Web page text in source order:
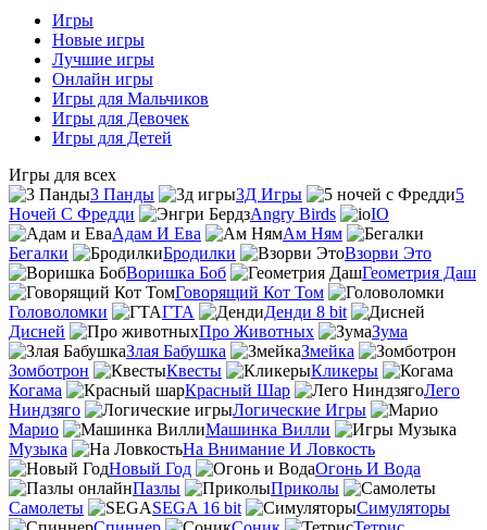
Игры
Новые игры
Лучшие игры
Онлайн игры
Игры для Мальчиков
Игры для Девочек
Игры для Детей
Игры для всех
3 Панды
3Д Игры
5
Ночей С Фредди
Angry Birds
IO
Адам И Ева
Ам Ням
Бегалки
Бродилки
Взорви Это
Воришка Боб
Геометрия Даш
Говорящий Кот Том
Головоломки
ГТА
Денди 8 bit
Дисней
Про Животных
Зума
Злая Бабушка
Змейка
Зомботрон
Квесты
Кликеры
Когама
Красный Шар
Лего
Ниндзяго
Логические Игры
Марио
Машинка Вилли
Музыка
На Внимание И Ловкость
Новый Год
Огонь И Вода
Пазлы
Приколы
Самолеты
SEGA 16 bit
Симуляторы